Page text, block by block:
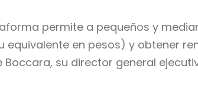
permite a pequeños y
equivalente en pesos) y obtener
Boccara, su director general